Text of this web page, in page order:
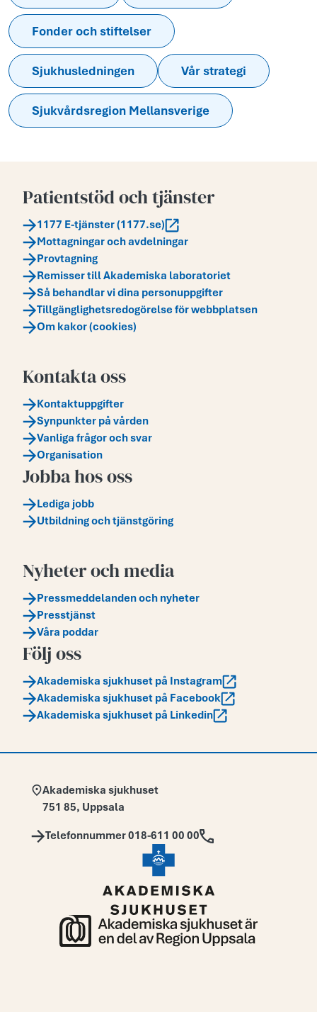
Fonder och stiftelser
Sjukhusledningen Vår strategi
Sjukvårdsregion Mellansverige
Patientstöd och tjänster
1177 E-tjänster (1177.se)
Mottagningar och avdelningar
Provtagning
Remisser till Akademiska laboratoriet
Så behandlar vi dina personuppgifter
Tillgänglighetsredogörelse för webbplatsen
Om kakor (cookies)
Kontakta oss
Kontaktuppgifter
Synpunkter på vården
Vanliga frågor och svar
Organisation
Jobba hos oss
Lediga jobb
Utbildning och tjänstgöring
Nyheter och media
Pressmeddelanden och nyheter
Presstjänst
Våra poddar
Följ oss
Akademiska sjukhuset på Instagram
Akademiska sjukhuset på Facebook
Akademiska sjukhuset på Linkedin
Adress:
Akademiska sjukhuset
751 85, Uppsala
Telefon:
Telefonnummer 018-611 00 00